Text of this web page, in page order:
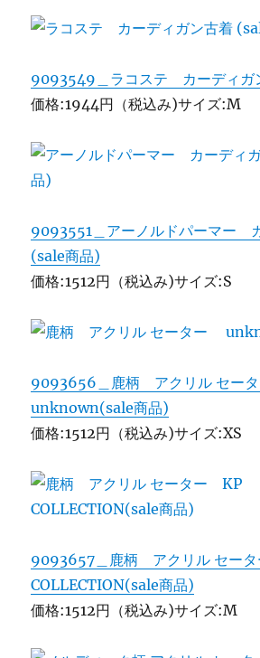
9093549＿ラコステ カーディガ
価格:1944円（税込み)サイズ:M
9093551＿アーノルドパーマー
(sale商品)
価格:1512円（税込み)サイズ:S
9093656＿鹿柄 アクリル セー
unknown(sale商品)
価格:1512円（税込み)サイズ:XS
9093657＿鹿柄 アクリル セー
COLLECTION(sale商品)
価格:1512円（税込み)サイズ:M